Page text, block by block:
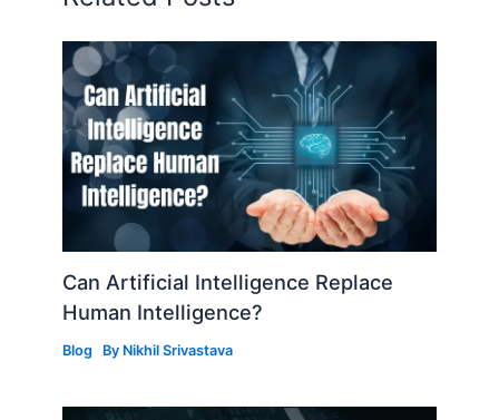
Can Artificial Intelligence Replace
Human Intelligence?
Blog By Nikhil Srivastava